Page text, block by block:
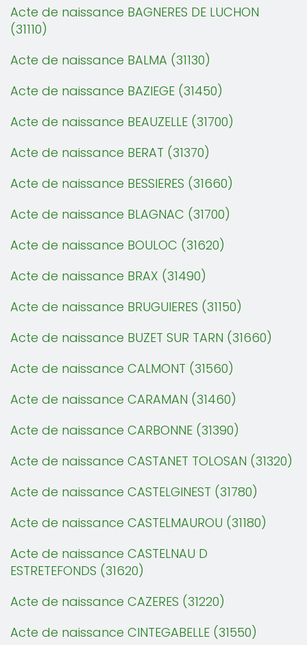
Acte de naissance BAGNERES DE LUCHON
(31110)
Acte de naissance BALMA (31130)
Acte de naissance BAZIEGE (31450)
Acte de naissance BEAUZELLE (31700)
Acte de naissance BERAT (31370)
Acte de naissance BESSIERES (31660)
Acte de naissance BLAGNAC (31700)
Acte de naissance BOULOC (31620)
Acte de naissance BRAX (31490)
Acte de naissance BRUGUIERES (31150)
Acte de naissance BUZET SUR TARN (31660)
Acte de naissance CALMONT (31560)
Acte de naissance CARAMAN (31460)
Acte de naissance CARBONNE (31390)
Acte de naissance CASTANET TOLOSAN (31320)
Acte de naissance CASTELGINEST (31780)
Acte de naissance CASTELMAUROU (31180)
Acte de naissance CASTELNAU D
ESTRETEFONDS (31620)
Acte de naissance CAZERES (31220)
Acte de naissance CINTEGABELLE (31550)